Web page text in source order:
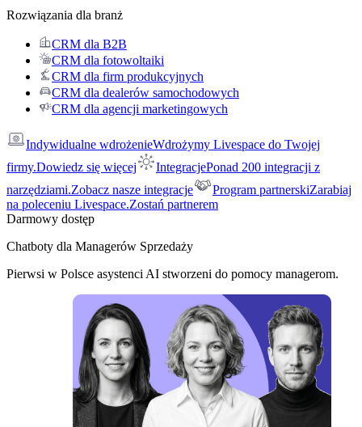
Rozwiązania dla branż
CRM dla B2B
CRM dla fotowoltaiki
CRM dla firm produkcyjnych
CRM dla dealerów samochodowych
CRM dla agencji marketingowych
Indywidualne wdrożenieWdrożymy Livespace do Twojej
firmy.Dowiedz się więcej IntegracjePonad 200 integracji z
narzędziami.Zobacz nasze integracje Program partnerskiZarabiaj
na poleceniu Livespace.Zostań partnerem
Darmowy dostęp
Chatboty dla Managerów Sprzedaży
Pierwsi w Polsce asystenci AI stworzeni do pomocy managerom.